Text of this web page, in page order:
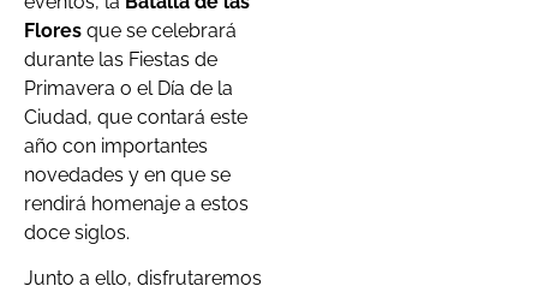
Flores que se celebrará
durante las Fiestas de
Primavera o el Día de la
Ciudad, que contará este
año con importantes
novedades y en que se
rendirá homenaje a estos
doce siglos.
Junto a ello, disfrutaremos